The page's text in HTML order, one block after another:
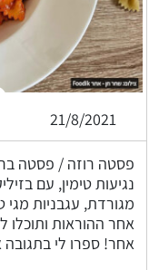
21/8/2021
פסטה רוזה / פסטה
נגיעות טימין, עם
מגורדת, עגבניות מגי
אחר ההוראות
אחר! ספרו לי בתגובה